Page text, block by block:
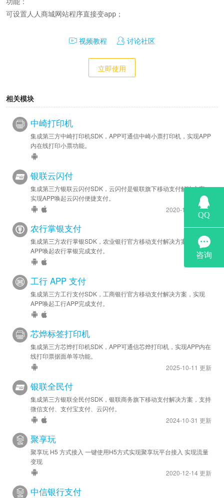
可设置人人商城网站程序直接变app；
视频教程 讨论社区
立即使用
相关模块
中崎打印机
集成第三方中崎打印机SDK，APP可通信中崎小票打印机，实现APP
内在线打印小票功能。
银联云闪付
集成第三方银联云闪付SDK，云闪付是银联旗下移动支付解决方案，
实现APP唤起云闪付便捷支付。
2020-11-16 更新
农行掌银支付
集成第三方农行掌银SDK，农业银行官方移动支付解决方案，实现
APP唤起农行掌银完成支付。
工行 APP 支付
集成第三方工行支付SDK，工商银行官方移动支付解决方案，实现
APP唤起工行APP完成支付。
芯烨标签打印机
集成第三方芯烨打印机SDK，APP可通信芯烨打印机，实现APP内在
线打印票据面单等功能。
2025-10-11 更新
银联全民付
集成第三方银联全民付SDK，银联商务旗下移动支付解决方案，支持
微信支付、支付宝支付、云闪付。
2024-10-31 更新
聚享玩
聚享玩 H5 方式接入 一键使用H5方式实现聚享玩平台接入 实现流量
变现
2020-12-14 更新
中信银行支付